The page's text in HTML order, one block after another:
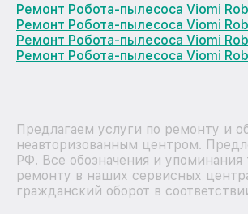
Ремонт Робота-пылесоса Viomi
Ремонт Робота-пылесоса Viomi
Ремонт Робота-пылесоса Viomi
Ремонт Робота-пылесоса Viomi
Предлагаем услуги по ремонту и
неавторизованным центром.
РФ. Все обозначения и
ремонту в наших сервисных
гражданский оборот в